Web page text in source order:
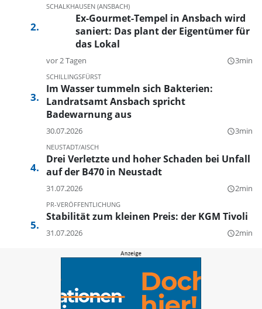
SCHALKHAUSEN (ANSBACH)
Ex-Gourmet-Tempel in Ansbach wird
saniert: Das plant der Eigentümer für
das Lokal
vor 2 Tagen query_builder3min
SCHILLINGSFÜRST
Im Wasser tummeln sich Bakterien:
Landratsamt Ansbach spricht
Badewarnung aus
30.07.2026 query_builder3min
NEUSTADT/AISCH
Drei Verletzte und hoher Schaden bei Unfall
auf der B470 in Neustadt
31.07.2026 query_builder2min
PR-VERÖFFENTLICHUNG
Stabilität zum kleinen Preis: der KGM Tivoli
31.07.2026 query_builder2min